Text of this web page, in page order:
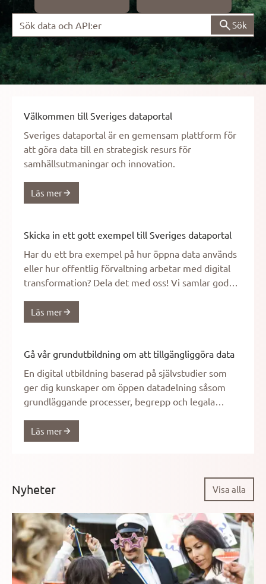
Sök
Välkommen till Sveriges dataportal
Sveriges dataportal är en gemensam plattform för
att göra data till en strategisk resurs för
samhällsutmaningar och innovation.
Läs mer
Skicka in ett gott exempel till Sveriges dataportal
Har du ett bra exempel på hur öppna data används
eller hur offentlig förvaltning arbetar med digital
transformation? Dela det med oss! Vi samlar goda
arbetssätt skapar samhällsnytta.
Läs mer
Gå vår grundutbildning om att tillgängliggöra data
En digital utbildning baserad på självstudier som
ger dig kunskaper om öppen datadelning såsom
grundläggande processer, begrepp och legala
Läs mer
Nyheter Visa alla